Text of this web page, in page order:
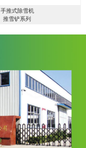
手推式除雪机
推雪铲系列